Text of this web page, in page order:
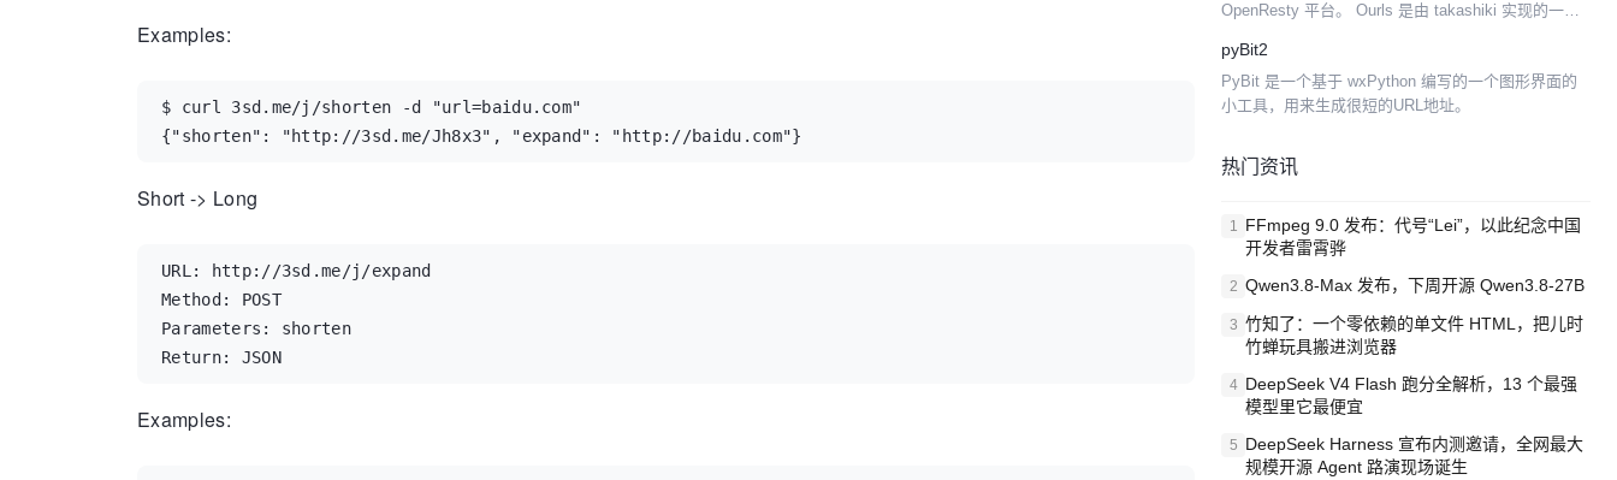
Examples:
$ curl 3sd.me/j/shorten -d "url=baidu.com"
{"shorten": "http://3sd.me/Jh8x3", "expand": "http://baidu.com"}
Short -> Long
URL: http://3sd.me/j/expand
Method: POST
Parameters: shorten
Return: JSON
Examples:
OpenResty 平台。 Ourls 是由 takashiki 实现的一个
pyBit2
PyBit 是一个基于 wxPython 编写的一个图形界面的
小工具，用来生成很短的URL地址。
热门资讯
1 FFmpeg 9.0 发布：代号“Lei”，以此纪念中国
开发者雷霄骅
2 Qwen3.8-Max 发布，下周开源 Qwen3.8-27B
3 竹知了：一个零依赖的单文件 HTML，把儿时
竹蝉玩具搬进浏览器
4 DeepSeek V4 Flash 跑分全解析，13 个最强
模型里它最便宜
5 DeepSeek Harness 宣布内测邀请，全网最大
规模开源 Agent 路演现场诞生